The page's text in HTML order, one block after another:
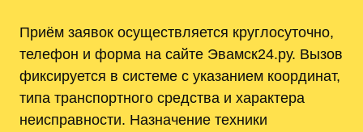
Приём заявок осуществляется круглосуточно,
телефон и форма на сайте Эвамск24.ру. Вызов
фиксируется в системе с указанием координат,
типа транспортного средства и характера
неисправности. Назначение техники